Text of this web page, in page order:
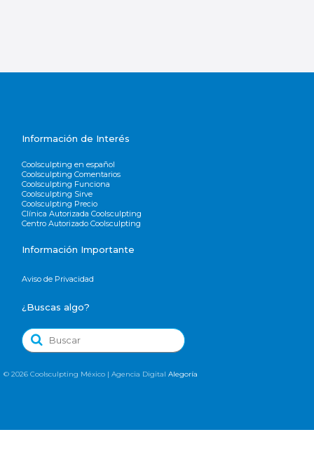
Información de Interés
Coolsculpting en español
Coolsculpting Comentarios
Coolsculpting Funciona
Coolsculpting Sirve
Coolsculpting Precio
Clínica Autorizada Coolsculpting
Centro Autorizado Coolsculpting
Información Importante
Aviso de Privacidad
¿Buscas algo?
Buscar
por:
© 2026 Coolsculpting México | Agencia Digital Alegoría